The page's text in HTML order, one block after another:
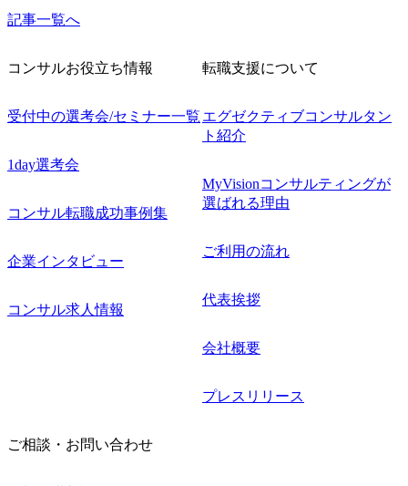
記事一覧へ
コンサルお役立ち情報
受付中の選考会/セミナー一覧
1day選考会
コンサル転職成功事例集
企業インタビュー
コンサル求人情報
転職支援について
エグゼクティブコンサルタン
ト紹介
MyVisionコンサルティングが
選ばれる理由
ご利用の流れ
代表挨拶
会社概要
プレスリリース
ご相談・お問い合わせ